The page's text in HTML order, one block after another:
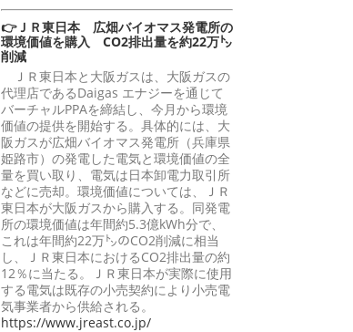
👉ＪＲ東日本 広畑バイオマス発電所の
環境価値を購入 CO2排出量を約22万㌧
削減
ＪＲ東日本と大阪ガスは、大阪ガスの
代理店であるDaigas エナジーを通じて
バーチャルPPAを締結し、今月から環境
価値の提供を開始する。具体的には、大
阪ガスが広畑バイオマス発電所（兵庫県
姫路市）の発電した電気と環境価値の全
量を買い取り、電気は日本卸電力取引所
などに売却。環境価値については、ＪＲ
東日本が大阪ガスから購入する。同発電
所の環境価値は年間約5.3億kWh分で、
これは年間約22万㌧のCO2削減に相当
し、ＪＲ東日本におけるCO2排出量の約
12％に当たる。ＪＲ東日本が実際に使用
する電気は既存の小売契約により小売電
気事業者から供給される。
https://www.jreast.co.jp/